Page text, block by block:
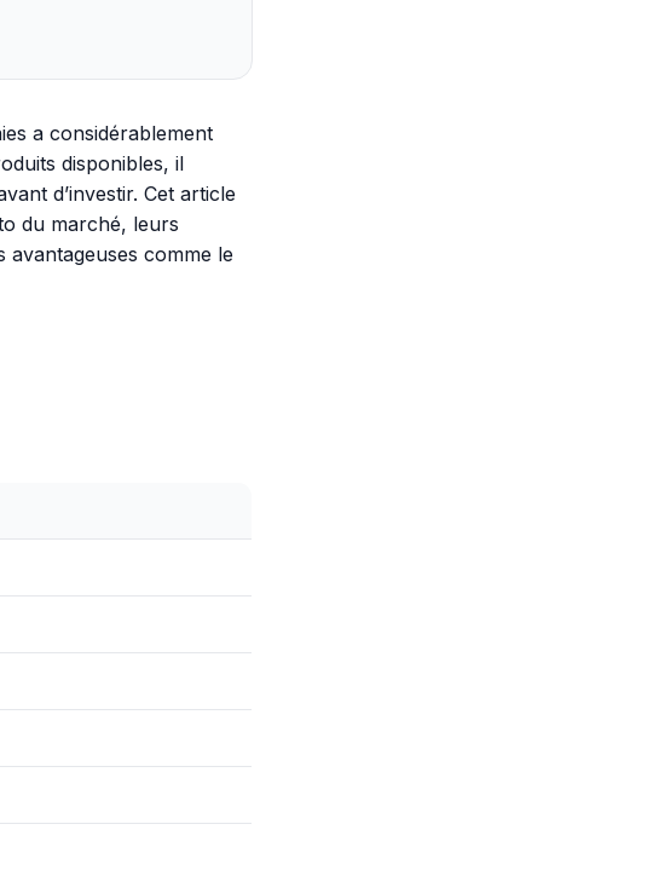
a considérablement
disponibles, il
d’investir. Cet article
du marché, leurs
avantageuses comme le